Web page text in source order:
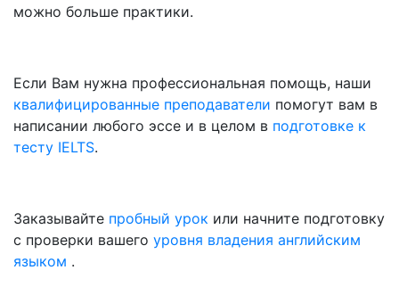
можно больше практики.
Если Вам нужна профессиональная помощь, наши
квалифицированные преподаватели помогут вам в
написании любого эссе и в целом в подготовке к
тесту IELTS.
Заказывайте пробный урок или начните подготовку
с проверки вашего уровня владения английским
языком .